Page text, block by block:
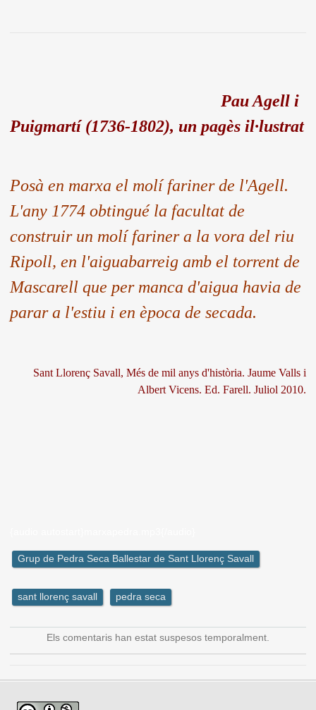
Pau Agell i
Puigmartí (1736-1802), un pagès il·lustrat
Posà en marxa el molí fariner de l'Agell.
L'any 1774 obtingué la facultat de
construir un molí fariner a la vora del riu
Ripoll, en l'aiguabarreig amb el torrent de
Mascarell que per manca d'aigua havia de
parar a l'estiu i en època de secada.
Sant Llorenç Savall, Més de mil anys d'història. Jaume Valls i
Albert Vicens. Ed. Farell. Juliol 2010.
Grup de Pedra Seca Ballestar de Sant Llorenç Savall
sant llorenç savall pedra seca
Els comentaris han estat suspesos temporalment.